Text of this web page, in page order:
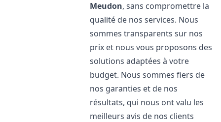
Meudon, sans compromettre la
qualité de nos services. Nous
sommes transparents sur nos
prix et nous vous proposons des
solutions adaptées à votre
budget. Nous sommes fiers de
nos garanties et de nos
résultats, qui nous ont valu les
meilleurs avis de nos clients